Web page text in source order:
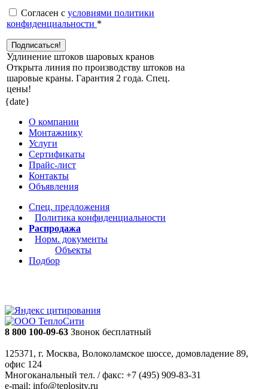
Согласен с условиями политики
конфиденциальности *
Удлинение штоков шаровых кранов
Открыта линия по производству штоков на
шаровые краны. Гарантия 2 года. Cпец.
цены!
{date}
О компании
Монтажнику
Услуги
Сертификаты
Прайс-лист
Контакты
Объявления
Спец. предложения
Политика конфиденциальности
Распродажа
Норм. документы
Объекты
Подбор
8 800 100-09-63 Звонок бесплатный
125371, г. Москва, Волоколамское шоссе, домовладение 89,
офис 124
Многоканальный тел. / факс: +7 (495) 909-83-31
e-mail: info@teplosity.ru